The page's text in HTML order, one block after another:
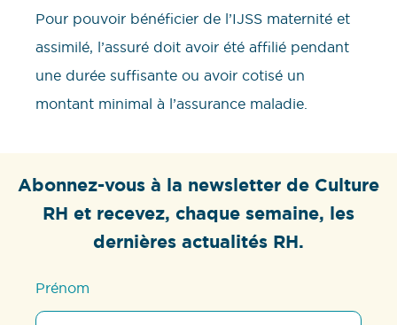
Pour pouvoir bénéficier de l’IJSS maternité et
assimilé, l’assuré doit avoir été affilié pendant
une durée suffisante ou avoir cotisé un
montant minimal à l’assurance maladie.
Abonnez-vous à la newsletter de Culture
RH et recevez, chaque semaine, les
dernières actualités RH.
Prénom